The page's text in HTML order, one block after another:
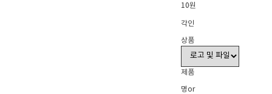
10원
각인
상품
제품
명or